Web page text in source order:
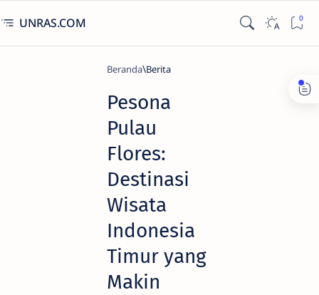
UNRAS.COM
Beranda Berita
Pesona
Pulau
Flores:
Destinasi
Wisata
Indonesia
Timur yang
Makin